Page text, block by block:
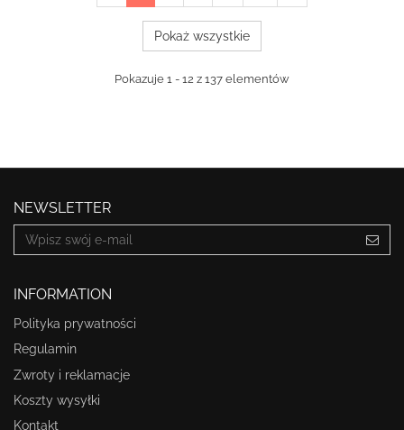
Pokaż wszystkie
Pokazuje 1 - 12 z 137 elementów
NEWSLETTER
INFORMATION
Polityka prywatności
Regulamin
Zwroty i reklamacje
Koszty wysyłki
Kontakt